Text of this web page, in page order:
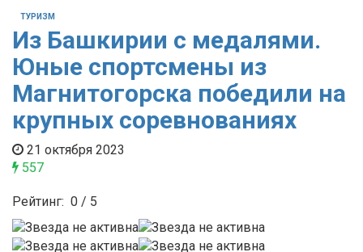
ТУРИЗМ
Из Башкирии с медалями.
Юные спортсмены из
Магнитогорска победили на
крупных соревнованиях
21 октября 2023
557
Рейтинг: 0 / 5